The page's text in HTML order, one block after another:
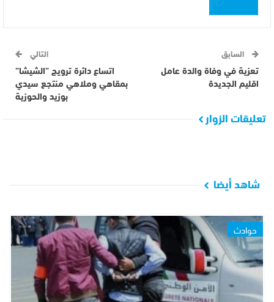
السابق
تعزية في وفاة والدة عامل
اقليم الجديدة
التالي
اتساع دائرة ترويج ”الشيشا”
بمقاهي وملاهي منتجع سيدي
بوزيد والحوزية
تعليقات الزوار
شاهد أيضا
حوادث